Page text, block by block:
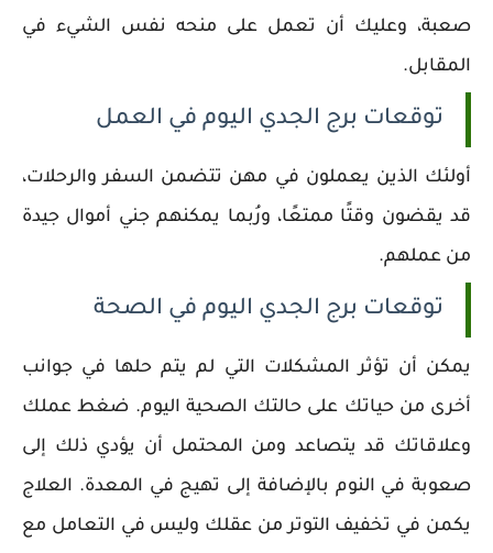
صعبة، وعليك أن تعمل على منحه نفس الشيء في
المقابل.
توقعات برج الجدي اليوم في العمل
أولئك الذين يعملون في مهن تتضمن السفر والرحلات،
قد يقضون وقتًا ممتعًا، ورُبما يمكنهم جني أموال جيدة
من عملهم.
توقعات برج الجدي اليوم في الصحة
يمكن أن تؤثر المشكلات التي لم يتم حلها في جوانب
أخرى من حياتك على حالتك الصحية اليوم. ضغط عملك
وعلاقاتك قد يتصاعد ومن المحتمل أن يؤدي ذلك إلى
صعوبة في النوم بالإضافة إلى تهيج في المعدة. العلاج
يكمن في تخفيف التوتر من عقلك وليس في التعامل مع